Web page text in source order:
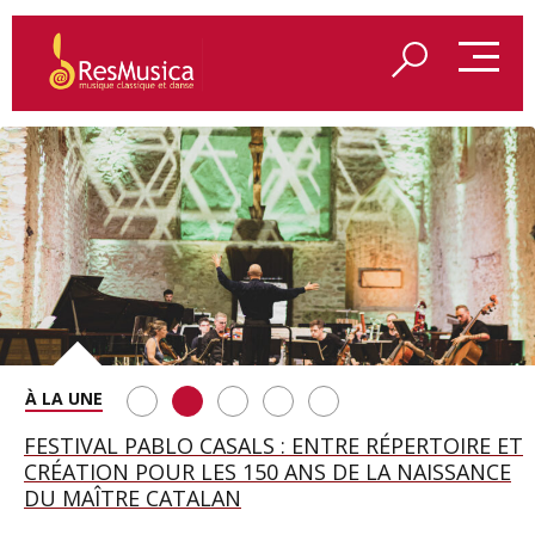
SAINT FRANÇOIS D’ASSISE À SALZBOURG, UNE
SOIRÉE IMMENSE PORTÉE PAR ROMEO
CASTELLUCCI ET MAXIME PASCAL
FESTIVAL PABLO CASALS : ENTRE RÉPERTOIRE ET
CRÉATION POUR LES 150 ANS DE LA NAISSANCE
DU MAÎTRE CATALAN
A BAYREUTH, LE 150E ANNIVERSAIRE DU RING
WAGNÉRIEN GÉNÉRÉ PAR L’IA
BETSY JOLAS FÊTE SON CENTIÈME
ANNIVERSAIRE
GEORGE BENJAMIN : « MES PARENTS AVAIENT
CETTE EXIGENCE DE L’OBJET CISELÉ »